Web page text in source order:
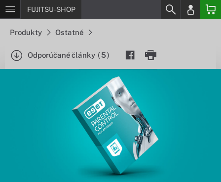
FUJITSU-SHOP
Produkty Ostatné
Odporúčané články ( 5)